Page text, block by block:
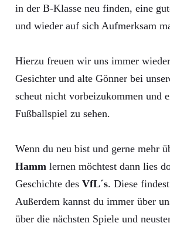
in der B-Klasse neu finden, eine
und wieder auf sich Aufmerksam
Hierzu freuen wir uns immer
Gesichter und alte Gönner bei
scheut nicht vorbeizukommen und
Fußballspiel zu sehen.
Wenn du neu bist und gerne mehr
Hamm lernen möchtest dann lies
Geschichte des VfL´s. Diese
Außerdem kannst du immer über
über die nächsten Spiele und